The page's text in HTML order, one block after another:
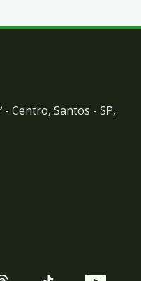
- Centro, Santos - SP,